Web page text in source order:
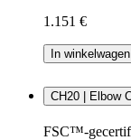
1.151 €
In winkelwagen
CH20 | Elbow
FSC™-